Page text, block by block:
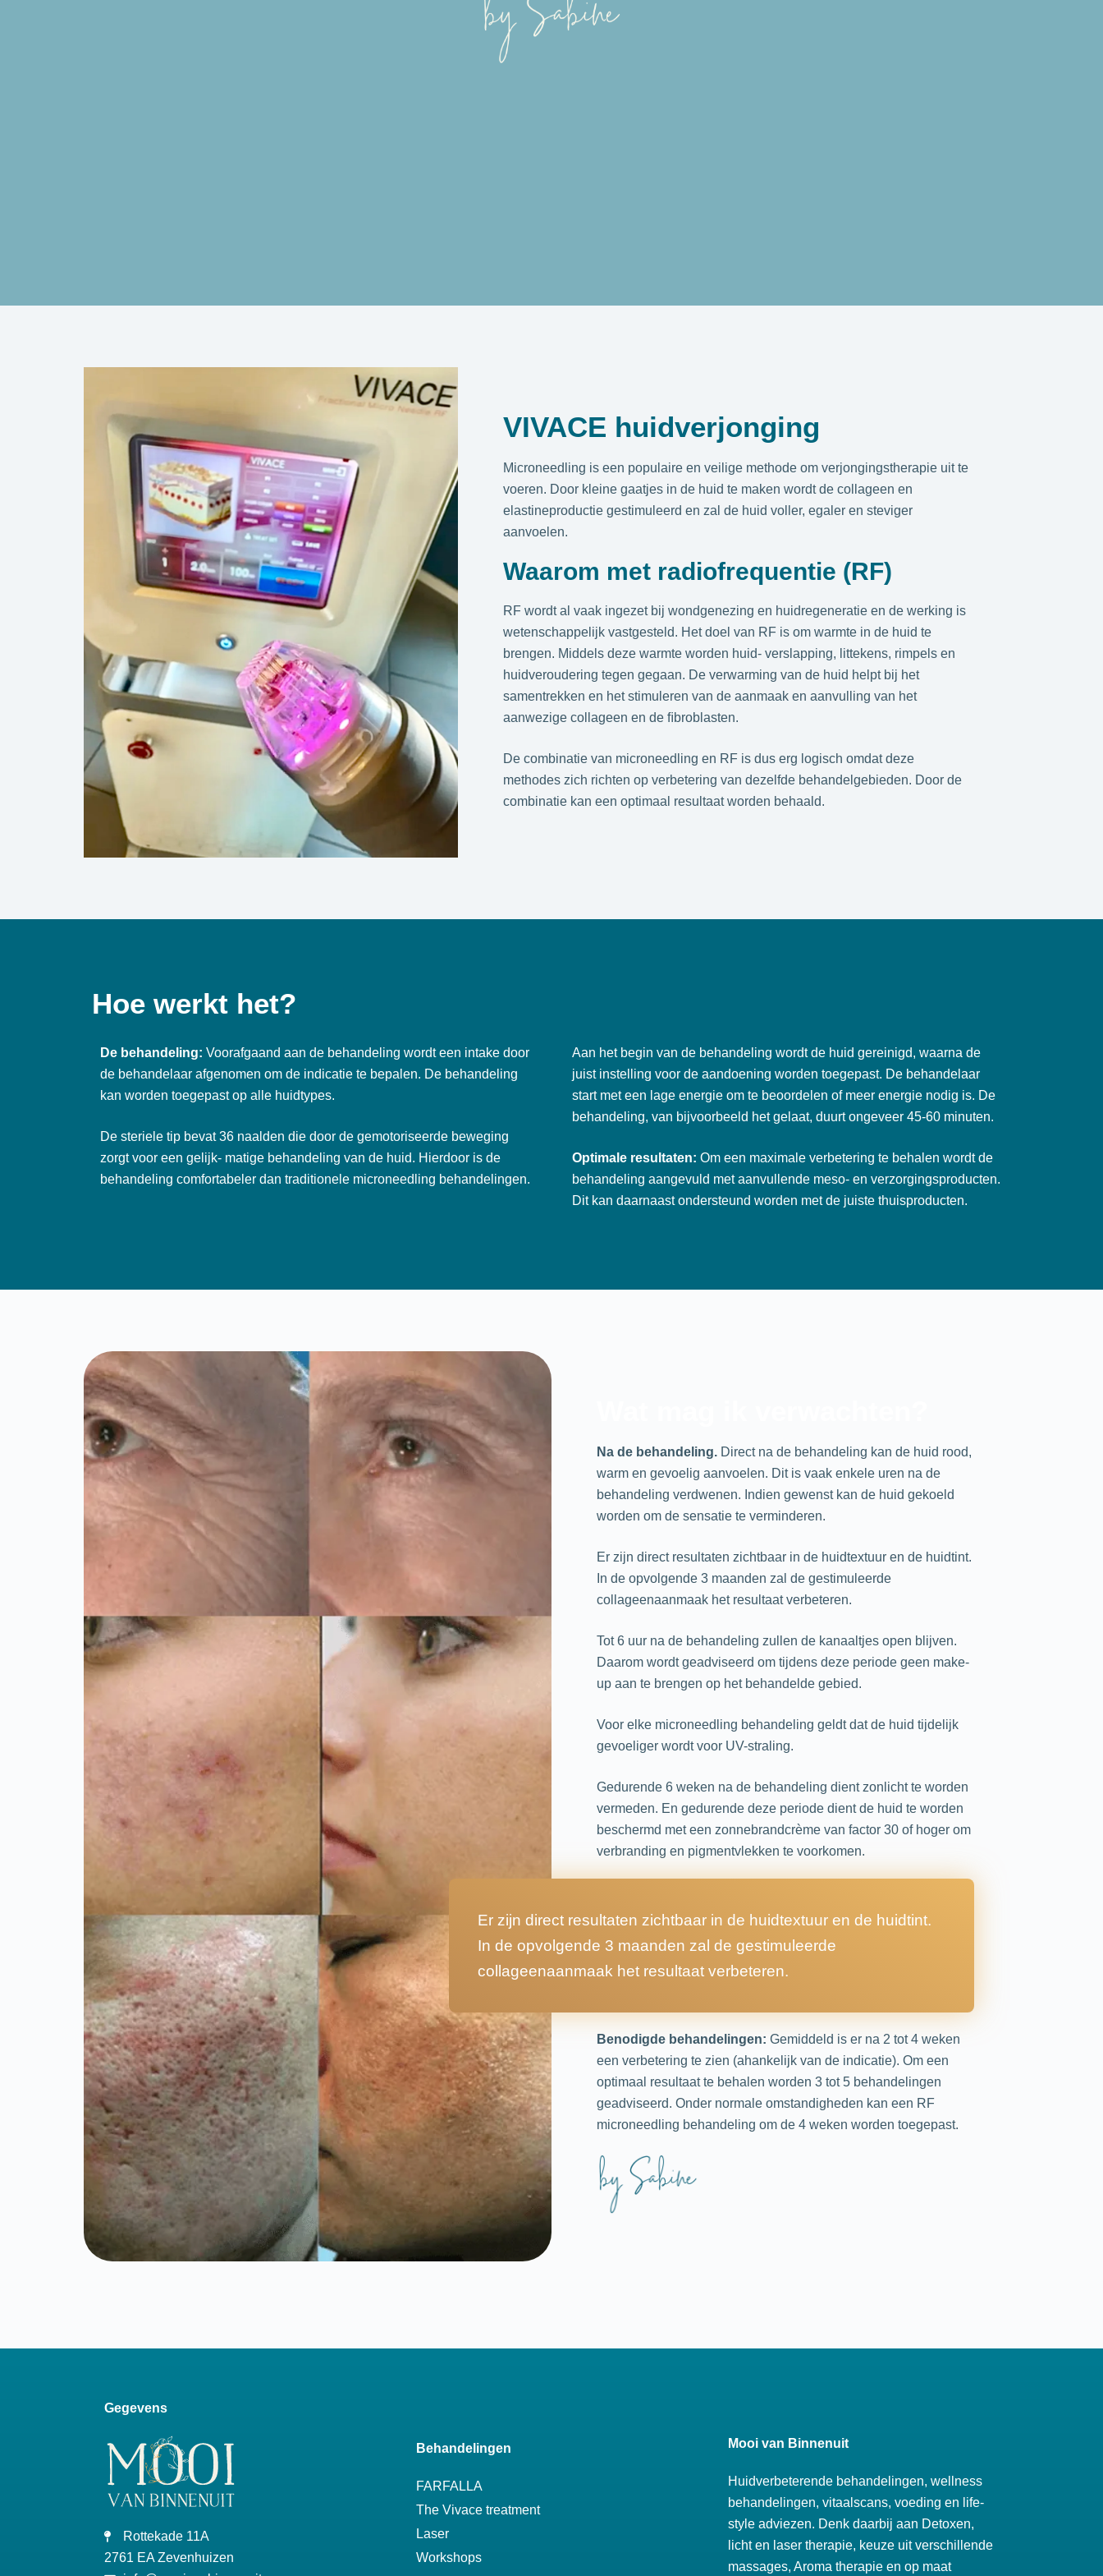
VIVACE huidverjonging
Microneedling is een populaire en veilige methode om verjongingstherapie uit te
voeren. Door kleine gaatjes in de huid te maken wordt de collageen en
elastineproductie gestimuleerd en zal de huid voller, egaler en steviger
aanvoelen.
Waarom met radiofrequentie (RF)
RF wordt al vaak ingezet bij wondgenezing en huidregeneratie en de werking is
wetenschappelijk vastgesteld. Het doel van RF is om warmte in de huid te
brengen. Middels deze warmte worden huid- verslapping, littekens, rimpels en
huidveroudering tegen gegaan. De verwarming van de huid helpt bij het
samentrekken en het stimuleren van de aanmaak en aanvulling van het
aanwezige collageen en de ﬁbroblasten.
De combinatie van microneedling en RF is dus erg logisch omdat deze
methodes zich richten op verbetering van dezelfde behandelgebieden. Door de
combinatie kan een optimaal resultaat worden behaald.
Hoe werkt het?
De behandeling: Voorafgaand aan de behandeling wordt een intake door
de behandelaar afgenomen om de indicatie te bepalen. De behandeling
kan worden toegepast op alle huidtypes.
De steriele tip bevat 36 naalden die door de gemotoriseerde beweging
zorgt voor een gelijk- matige behandeling van de huid. Hierdoor is de
behandeling comfortabeler dan traditionele microneedling behandelingen.
Aan het begin van de behandeling wordt de huid gereinigd, waarna de
juist instelling voor de aandoening worden toegepast. De behandelaar
start met een lage energie om te beoordelen of meer energie nodig is. De
behandeling, van bijvoorbeeld het gelaat, duurt ongeveer 45-60 minuten.
Optimale resultaten: Om een maximale verbetering te behalen wordt de
behandeling aangevuld met aanvullende meso- en verzorgingsproducten.
Dit kan daarnaast ondersteund worden met de juiste thuisproducten.
Na de behandeling. Direct na de behandeling kan de huid rood,
warm en gevoelig aanvoelen. Dit is vaak enkele uren na de
behandeling verdwenen. Indien gewenst kan de huid gekoeld
worden om de sensatie te verminderen.
Er zijn direct resultaten zichtbaar in de huidtextuur en de huidtint.
In de opvolgende 3 maanden zal de gestimuleerde
collageenaanmaak het resultaat verbeteren.
Tot 6 uur na de behandeling zullen de kanaaltjes open blijven.
Daarom wordt geadviseerd om tijdens deze periode geen make-
up aan te brengen op het behandelde gebied.
Voor elke microneedling behandeling geldt dat de huid tijdelijk
gevoeliger wordt voor UV-straling.
Gedurende 6 weken na de behandeling dient zonlicht te worden
vermeden. En gedurende deze periode dient de huid te worden
beschermd met een zonnebrandcrème van factor 30 of hoger om
verbranding en pigmentvlekken te voorkomen.
Er zijn direct resultaten zichtbaar in de huidtextuur en de huidtint.
In de opvolgende 3 maanden zal de gestimuleerde
collageenaanmaak het resultaat verbeteren.
Benodigde behandelingen: Gemiddeld is er na 2 tot 4 weken
een verbetering te zien (ahankelijk van de indicatie). Om een
optimaal resultaat te behalen worden 3 tot 5 behandelingen
geadviseerd. Onder normale omstandigheden kan een RF
microneedling behandeling om de 4 weken worden toegepast.
Gegevens
Rottekade 11A
2761 EA Zevenhuizen
Behandelingen
FARFALLA
The Vivace treatment
Laser
Workshops
Mooi van Binnenuit
Huidverbeterende behandelingen, wellness
behandelingen, vitaalscans, voeding en life-
style adviezen. Denk daarbij aan Detoxen,
licht en laser therapie, keuze uit verschillende
massages, Aroma therapie en op maat